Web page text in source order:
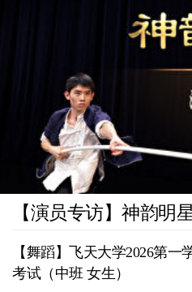
【演员专访】神韵明
【舞蹈】飞天大学2026第一
考试（中班 女生）